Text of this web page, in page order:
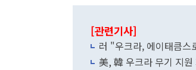
[관련기사]
러 "우크라, 에이태큼스
美, 韓 우크라 무기 지